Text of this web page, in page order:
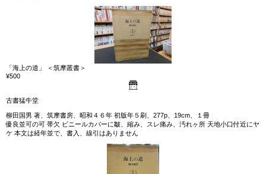
「海上の道」 ＜筑摩叢書＞
¥500
古書猛牛堂
柳田国男 著、筑摩書房、昭和４６年 初版年５刷、277p、19cm、１冊
優良並可の可 帯欠 ビニールカバーに皺、縮み、スレ痛み、汚れヶ所 天地小口付近にヤ
ケ 本文は経年並で、書入、線引はありません